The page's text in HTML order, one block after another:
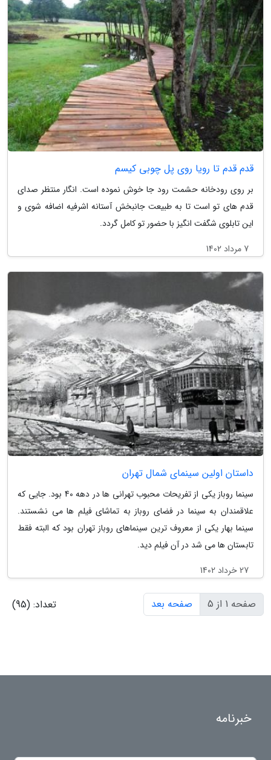
قدم قدم تا رویا روی پل چوبی کیسم
بر روی رودخانه حشمت رود جا خوش نموده است. انگار منتظر صدای
قدم های تو است تا به طبیعت جانبخش آستانه اشرفیه اضافه شوی و
این تابلوی شگفت انگیز با حضور تو کامل گردد.
7 مرداد 1402
داستان اولین سینمای شمال تهران
سینما روباز یکی از تفریحات محبوب تهرانی ها در دهه 40 بود. جایی که
علاقمندان به سینما در فضای روباز به تماشای فیلم ها می نشستند.
سینما بهار یکی از معروف ترین سینماهای روباز تهران بود که البته فقط
تابستان ها می شد در آن فیلم دید.
27 خرداد 1402
صفحه 1 از 5 صفحه بعد تعداد: (95)
خبرنامه